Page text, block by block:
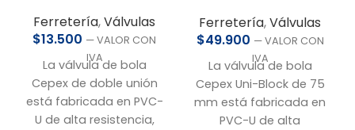
Ferretería,Válvulas
$13.500 — VALOR CON
IVA
La válvula de bola
Cepex de doble unión
está fabricada en PVC-
U de alta resistencia,
Ferretería,Válvulas
$49.900 — VALOR CON
IVA
La válvula de bola
Cepex Uni-Block de 75
mm está fabricada en
PVC-U de alta